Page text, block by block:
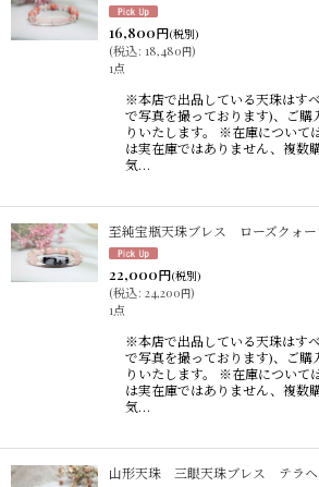
16,800円(税別)
(税込: 18,480円)
1点
※本店で出品している天珠はす
で写真を撮っております)、ご購
りいたします。 ※在庫について
は実在庫ではありません、複数
気…
至純宝瓶天珠ブレス ローズクォー
22,000円(税別)
(税込: 24,200円)
1点
※本店で出品している天珠はす
で写真を撮っております)、ご購
りいたします。 ※在庫について
は実在庫ではありません、複数
気…
山形天珠 三眼天珠ブレス テラ